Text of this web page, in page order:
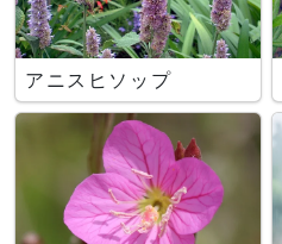
アニスヒソップ